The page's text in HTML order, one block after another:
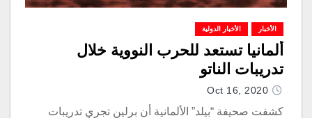
الأخبار الأخبار الدولية
ألمانيا تستعد للحرب النووية خلال
تدريبات الناتو
Oct 16, 2020
كشفت صحيفة “بيلد” الألمانية أن برلين تجري تدريبات